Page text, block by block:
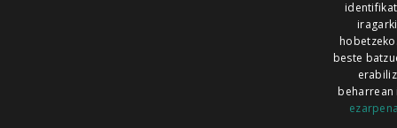
ALEA
hobetzeko.
beste
beharrean